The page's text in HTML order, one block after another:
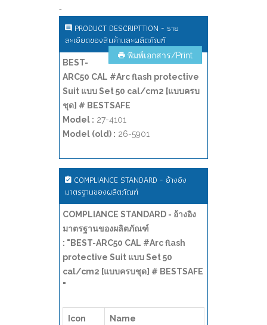
-
PRODUCT DESCRIPTTION - ราย
ละเอียดของสินค้าและผลิตภัณฑ์
พิมพ์เอกสาร/Print
BEST-
ARC50 CAL #Arc flash protective
Suit แบบ Set 50 cal/cm2 [แบบครบ
ชุด] # BESTSAFE
Model : 27-4101
Model (old) : 26-5901
COMPLIANCE STANDARD - อ้างอิง
มาตรฐานของผลิตภัณฑ์
COMPLIANCE STANDARD - อ้างอิง
มาตรฐานของผลิตภัณฑ์
: "BEST-ARC50 CAL #Arc flash
protective Suit แบบ Set 50
cal/cm2 [แบบครบชุด] # BESTSAFE
"
Icon Name